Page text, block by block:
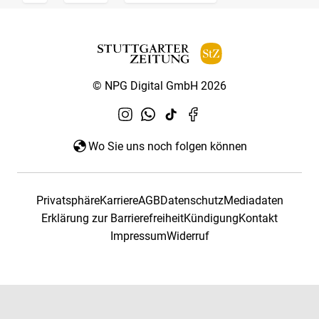
© NPG Digital GmbH 2026
Wo Sie uns noch folgen können
PrivatsphäreKarriereAGBDatenschutzMediadaten
Erklärung zur BarrierefreiheitKündigungKontakt
ImpressumWiderruf